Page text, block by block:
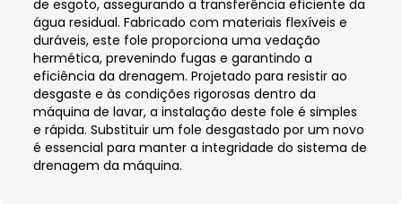
de esgoto, assegurando a transferência eficiente da
água residual. Fabricado com materiais flexíveis e
duráveis, este fole proporciona uma vedação
hermética, prevenindo fugas e garantindo a
eficiência da drenagem. Projetado para resistir ao
desgaste e às condições rigorosas dentro da
máquina de lavar, a instalação deste fole é simples
e rápida. Substituir um fole desgastado por um novo
é essencial para manter a integridade do sistema de
drenagem da máquina.